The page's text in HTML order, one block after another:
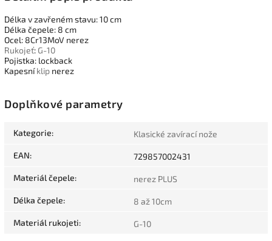
Délka v zavřeném stavu: 10 cm
Délka čepele: 8 cm
Ocel: 8Cr13MoV nerez
Rukojeť: G-10
Pojistka: lockback
Kapesníklip nerez
Doplňkové parametry
Kategorie: Klasické zavírací nože
EAN: 729857002431
Materiál čepele: nerez PLUS
Délka čepele: 8 až 10cm
Materiál rukojeti: G-10